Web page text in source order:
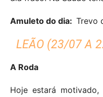
Amuleto do dia: Trevo
LEÃO (23/07 A
A Roda
Hoje estará